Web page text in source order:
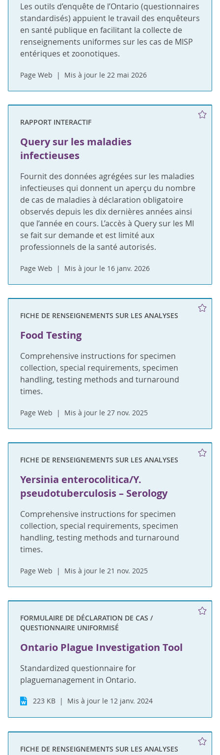
Les outils d’enquête de l’Ontario (questionnaires
standardisés) appuient le travail des enquêteurs
en santé publique en facilitant la collecte de
renseignements uniformes sur les cas de MISP
entériques et zoonotiques.
Page Web Mis à jour le 22 mai 2026
RAPPORT INTERACTIF
Query sur les maladies
infectieuses
Fournit des données agrégées sur les maladies
infectieuses qui donnent un aperçu du nombre
de cas de maladies à déclaration obligatoire
observés depuis les dix dernières années ainsi
que l’année en cours. L’accès à Query sur les MI
se fait sur demande et est limité aux
professionnels de la santé autorisés.
Page Web Mis à jour le 16 janv. 2026
FICHE DE RENSEIGNEMENTS SUR LES ANALYSES
Food Testing
Comprehensive instructions for specimen
collection, special requirements, specimen
handling, testing methods and turnaround
times.
Page Web Mis à jour le 27 nov. 2025
FICHE DE RENSEIGNEMENTS SUR LES ANALYSES
Yersinia enterocolitica/Y.
pseudotuberculosis – Serology
Comprehensive instructions for specimen
collection, special requirements, specimen
handling, testing methods and turnaround
times.
Page Web Mis à jour le 21 nov. 2025
FORMULAIRE DE DÉCLARATION DE CAS /
QUESTIONNAIRE UNIFORMISÉ
Ontario Plague Investigation Tool
Standardized questionnaire for
plaguemanagement in Ontario.
223 KB Mis à jour le 12 janv. 2024
FICHE DE RENSEIGNEMENTS SUR LES ANALYSES